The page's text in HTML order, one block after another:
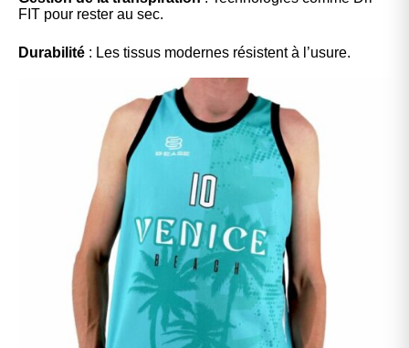
FIT pour rester au sec.
Durabilité : Les tissus modernes résistent à l’usure.